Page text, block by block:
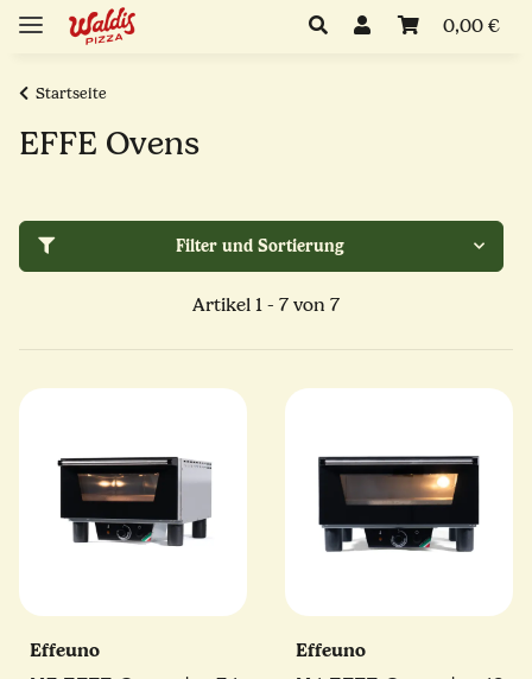
0,00 €
Startseite
EFFE Ovens
Filter und Sortierung
Artikel 1 - 7 von 7
Effeuno Effeuno